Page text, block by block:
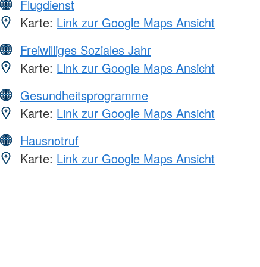
Flugdienst
Karte: Link zur Google Maps Ansicht
Freiwilliges Soziales Jahr
Karte: Link zur Google Maps Ansicht
Gesundheitsprogramme
Karte: Link zur Google Maps Ansicht
Hausnotruf
Karte: Link zur Google Maps Ansicht